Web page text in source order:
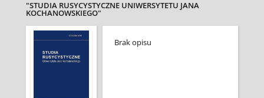
"STUDIA RUSYCYSTYCZNE UNIWERSYTETU JANA
KOCHANOWSKIEGO"
Brak opisu